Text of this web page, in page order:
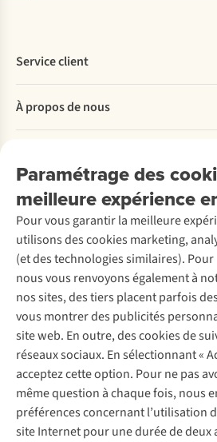
Paramétrage des
meilleure expérience
Pour vous garantir la meilleure
utilisons des cookies marketing,
(et des technologies similaires).
nous vous renvoyons également à
nos sites, des tiers placent parfois
vous montrer des publicités
site web. En outre, des cookies de
réseaux sociaux. En sélectionnant «
acceptez cette option. Pour ne pas
même question à chaque fois, nous
préférences concernant l’utilisation
site Internet pour une durée de deux
Service client
Commander
Payer
Retourner
Rétractation d'une commande
Entretien & réparations
Garantie
Contactez-nous
À propos de nous
Entreprise responsable
À propos d’Ayacucho
Nos magasins
À propos d’A.S.Adventure
Déclaration d'accessibilité
Location / Location sports d’hiver
Seconde-main
Entretien de ski
Service de lavage
Entretien de chaussures
Réparation de chaussures
Réparation de vêtements
Retouches
Pour les entreprises
Découvrez
A.S.Magazine
Explore Camp
Expertise & conseils
Abonnez-vous à la newsletter
Suivez-nous